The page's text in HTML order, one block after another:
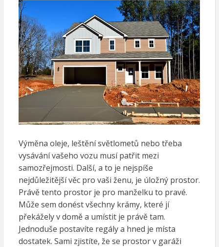
Výměna oleje, leštění světlometů nebo třeba
vysávání vašeho vozu musí patřit mezi
samozřejmosti. Další, a to je nejspíše
nejdůležitější věc pro vaši ženu, je úložný prostor.
Právě tento prostor je pro manželku to pravé.
Může sem donést všechny krámy, které jí
překážely v domě a umístit je právě tam.
Jednoduše postavíte regály a hned je místa
dostatek. Sami zjistíte, že se prostor v garáži